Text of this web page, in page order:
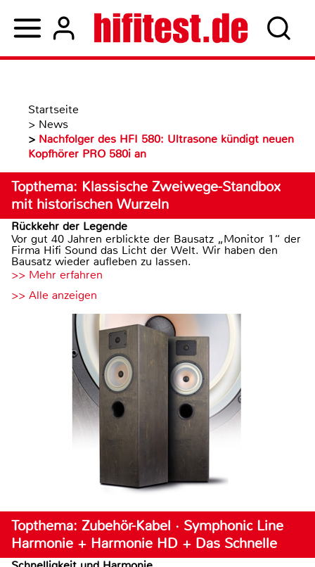
Startseite
> News
> Nachfolger des HFI 580: Ultrasone kündigt neuen
Kopfhörer PRO 580i an
Topthema: Klassische Zweiwege-Standbox
mit historischen Wurzeln
Rückkehr der Legende
Vor gut 40 Jahren erblickte der Bausatz „Monitor 1“ der
Firma Hifi Sound das Licht der Welt. Wir haben den
Bausatz wieder aufleben zu lassen.
>> Mehr erfahren
>> Alle anzeigen
Topthema: Zubehör-Kabel · Symphonic Line
Harmonie + Harmonie HD + Das Schnelle